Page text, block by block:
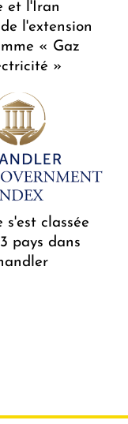
et l'Iran
l'extension
« Gaz
»
s'est classée
pays dans